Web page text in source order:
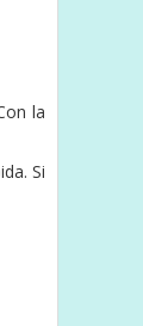
la
Si